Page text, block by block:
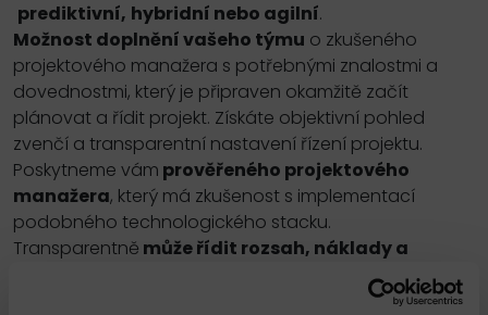
prediktivní, hybridní nebo agilní.
Možnost doplnění vašeho týmu o zkušeného
projektového manažera s potřebnými znalostmi a
dovednostmi, který je připraven okamžitě začít
plánovat a řídit projekt. Získáte objektivní pohled
zvenčí a transparentní nastavení řízení projektu.
Poskytneme vám prověřeného projektového
manažera, který má zkušenost s implementací
podobného technologického stacku.
Transparentně může řídit rozsah, náklady a
fungující komunikaci
a
spokojenost